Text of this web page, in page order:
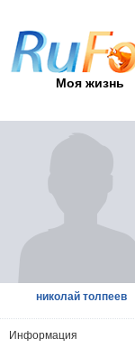
Моя жизнь
николай толпеев
Информация